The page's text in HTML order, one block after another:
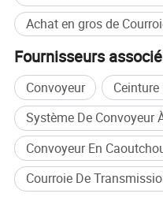
Edge-Cut
Résistance :
Application :il convient pour
distance moyenne, longue et
polyester, les tapis peuvent
Paramètres du produit
Achat en gros de
Fournisseurs
Convoyeur
Système De Convoyeur
Convoyeur En
Courroie De